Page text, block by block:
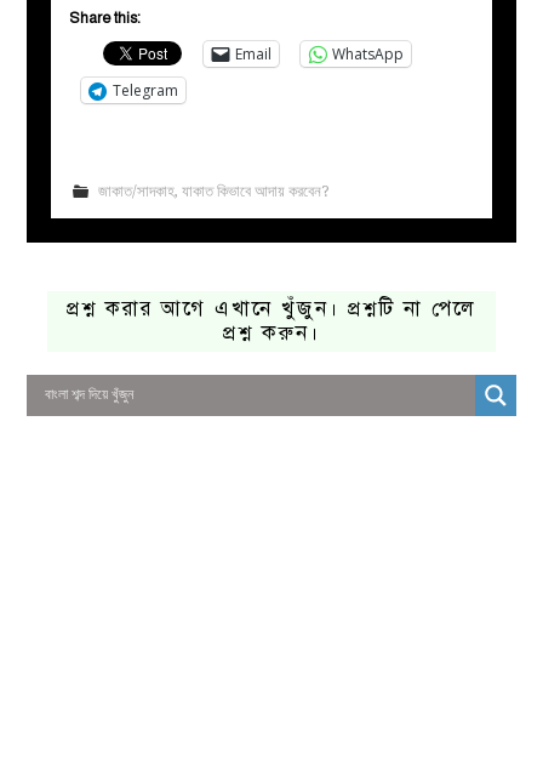
Share this:
Email
WhatsApp
Telegram
জাকাত/সাদকাহ, যাকাত কিভাবে আদায় করবেন?
প্রশ্ন করার আগে এখানে খুঁজুন। প্রশ্নটি না পেলে
প্রশ্ন করুন।